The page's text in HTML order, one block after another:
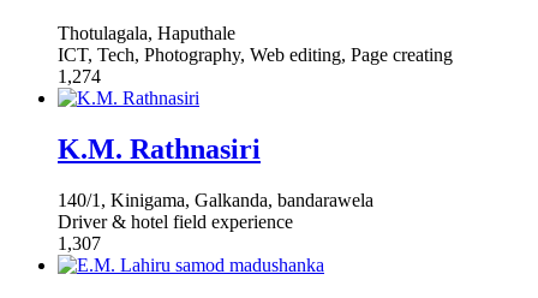
Thotulagala, Haputhale
ICT, Tech, Photography, Web editing, Page creating
1,274
K.M. Rathnasiri
140/1, Kinigama, Galkanda, bandarawela
Driver & hotel field experience
1,307